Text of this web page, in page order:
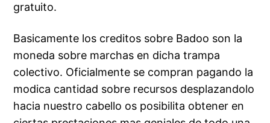
gratuito.
Basicamente los creditos sobre Badoo son la
moneda sobre marchas en dicha trampa
colectivo. Oficialmente se compran pagando la
modica cantidad sobre recursos desplazandolo
hacia nuestro cabello os posibilita obtener en